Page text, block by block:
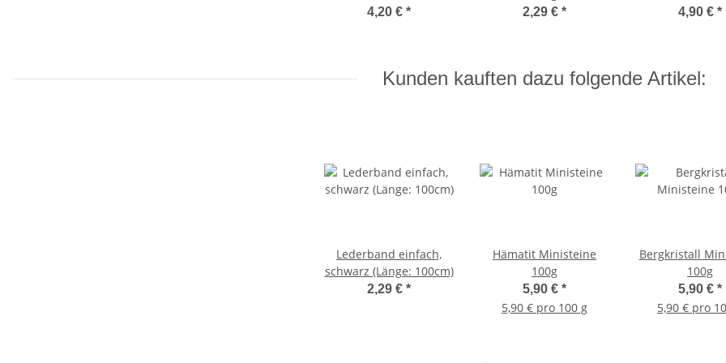
vergoldet
4,20 € * 2,29 € *
(Länge:
4,90 € *
Kunden kauften dazu folgende Artikel:
Lederband einfach,
schwarz (Länge: 100cm)
2,29 € *
Hämatit Ministeine
100g
5,90 € *
5,90 € pro 100 g
Bergkristall
100g
5,90 € *
5,90 € pro